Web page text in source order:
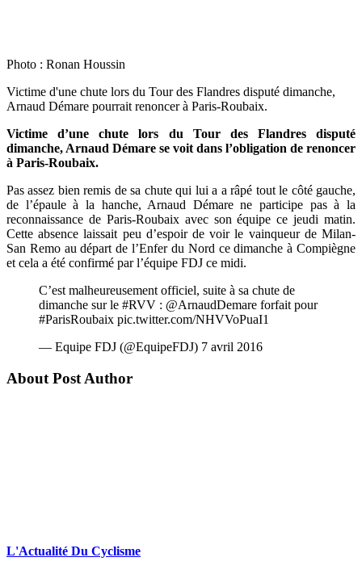
Photo : Ronan Houssin
Victime d'une chute lors du Tour des Flandres disputé dimanche,
Arnaud Démare pourrait renoncer à Paris-Roubaix.
Victime d’une chute lors du Tour des Flandres disputé
dimanche, Arnaud Démare se voit dans l’obligation de renoncer
à Paris-Roubaix.
Pas assez bien remis de sa chute qui lui a a râpé tout le côté gauche,
de l’épaule à la hanche, Arnaud Démare ne participe pas à la
reconnaissance de Paris-Roubaix avec son équipe ce jeudi matin.
Cette absence laissait peu d’espoir de voir le vainqueur de Milan-
San Remo au départ de l’Enfer du Nord ce dimanche à Compiègne
et cela a été confirmé par l’équipe FDJ ce midi.
C’est malheureusement officiel, suite à sa chute de
dimanche sur le #RVV : @ArnaudDemare forfait pour
#ParisRoubaix pic.twitter.com/NHVVoPuaI1
— Equipe FDJ (@EquipeFDJ) 7 avril 2016
About Post Author
L'Actualité Du Cyclisme